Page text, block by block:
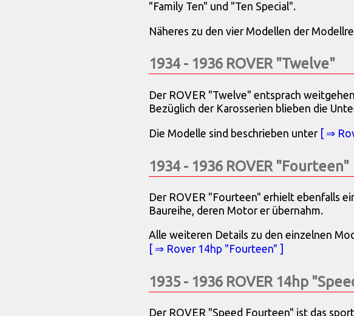
"Family Ten" und "Ten Special".
Näheres zu den vier Modellen der
1934 - 1936 ROVER "Twelve"
Der ROVER "Twelve" entsprach
Bezüglich der Karosserien blieben die
Die Modelle sind beschrieben unter [ ⇒
1934 - 1936 ROVER "Fourteen"
Der ROVER "Fourteen" erhielt ebenfalls
Baureihe, deren Motor er übernahm.
Alle weiteren Details zu den einzelnen
[ ⇒ Rover 14hp "Fourteen" ]
1935 - 1936 ROVER 14hp
Der ROVER "Speed Fourteen" ist das